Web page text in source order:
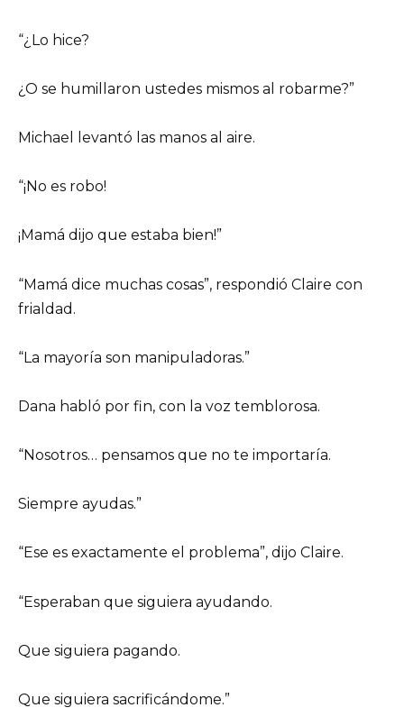
“¿Lo hice?
¿O se humillaron ustedes mismos al robarme?”
Michael levantó las manos al aire.
“¡No es robo!
¡Mamá dijo que estaba bien!”
“Mamá dice muchas cosas”, respondió Claire con
frialdad.
“La mayoría son manipuladoras.”
Dana habló por fin, con la voz temblorosa.
“Nosotros… pensamos que no te importaría.
Siempre ayudas.”
“Ese es exactamente el problema”, dijo Claire.
“Esperaban que siguiera ayudando.
Que siguiera pagando.
Que siguiera sacrificándome.”